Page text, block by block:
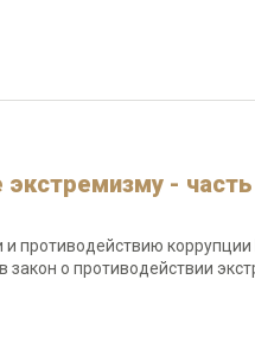
-
противодействию
о противодействии